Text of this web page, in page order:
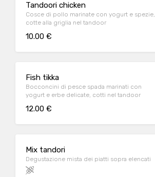
Tandoori chicken
Cosce di pollo marinate con yogurt e spezie,
cotte alla griglia nel tandoor
10.00 €
Fish tikka
Bocconcini di pesce spada marinati con
yogurt e erbe delicate, cotti nel tandoor
12.00 €
Mix tandori
Degustazione mista dei piatti sopra elencati